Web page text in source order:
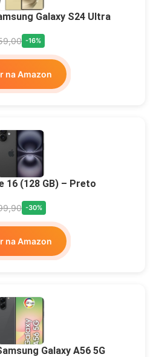
Galaxy S24 Ultra
-16%
na Amazon
16 (128 GB) – Preto
-30%
na Amazon
Galaxy A56 5G